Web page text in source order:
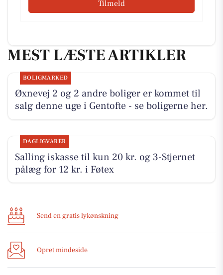
Tilmeld
MEST LÆSTE ARTIKLER
BOLIGMARKED
Øxnevej 2 og 2 andre boliger er kommet til
salg denne uge i Gentofte - se boligerne her.
DAGLIGVARER
Salling iskasse til kun 20 kr. og 3-Stjernet
pålæg for 12 kr. i Føtex
Send en gratis lykønskning
Opret mindeside